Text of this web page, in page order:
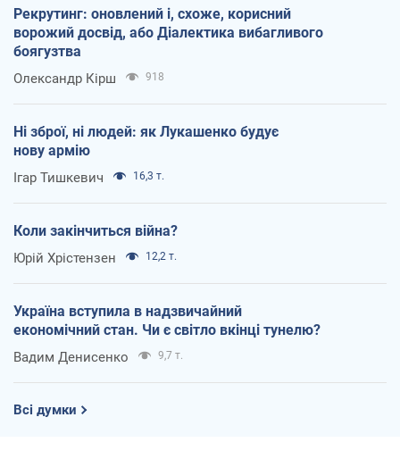
Рекрутинг: оновлений і, схоже, корисний
ворожий досвід, або Діалектика вибагливого
боягузтва
Олександр Кірш 918
Ні зброї, ні людей: як Лукашенко будує
нову армію
Ігар Тишкевич 16,3 т.
Коли закінчиться війна?
Юрій Хрістензен 12,2 т.
Україна вступила в надзвичайний
економічний стан. Чи є світло вкінці тунелю?
Вадим Денисенко 9,7 т.
Всі думки